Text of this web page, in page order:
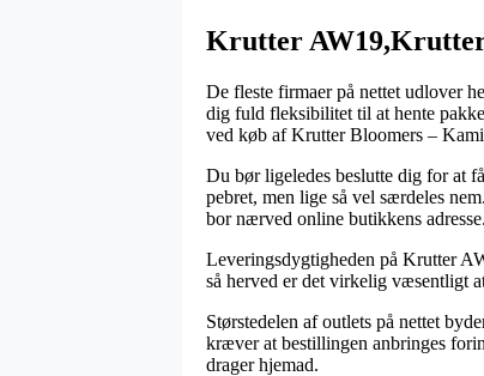
Krutter
De fleste firmaer på nettet udlover
dig fuld fleksibilitet til at hente
ved køb af Krutter Bloomers –
Du bør ligeledes beslutte dig for at
pebret, men lige så vel særdeles
bor nærved online butikkens adresse.
Leveringsdygtigheden på Krutter
så herved er det virkelig væsentligt
Størstedelen af outlets på nettet
kræver at bestillingen anbringes
drager hjemad.